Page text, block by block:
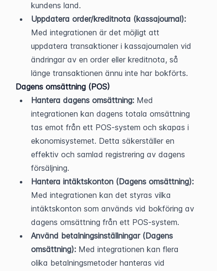
kundens land.
Uppdatera order/kreditnota (kassajournal):
Med integrationen är det möjligt att
uppdatera transaktioner i kassajournalen vid
ändringar av en order eller kreditnota, så
länge transaktionen ännu inte har bokförts.
Dagens omsättning (POS)
Hantera dagens omsättning: Med
integrationen kan dagens totala omsättning
tas emot från ett POS-system och skapas i
ekonomisystemet. Detta säkerställer en
effektiv och samlad registrering av dagens
försäljning.
Hantera intäktskonton (Dagens omsättning):
Med integrationen kan det styras vilka
intäktskonton som används vid bokföring av
dagens omsättning från ett POS-system.
Använd betalningsinställningar (Dagens
omsättning): Med integrationen kan flera
olika betalningsmetoder hanteras vid